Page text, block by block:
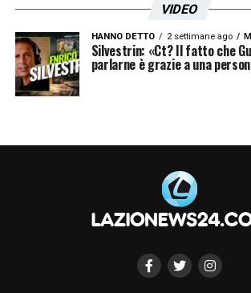
VIDEO
HANNO DETTO 2 settimane ago
Silvestrin: «Ct? Il fatto che
parlarne è grazie a una